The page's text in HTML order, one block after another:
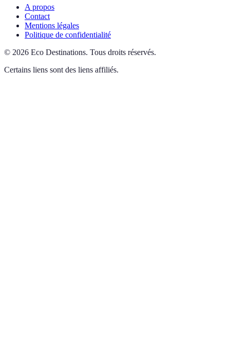
A propos
Contact
Mentions légales
Politique de confidentialité
© 2026 Eco Destinations. Tous droits réservés.
Certains liens sont des liens affiliés.